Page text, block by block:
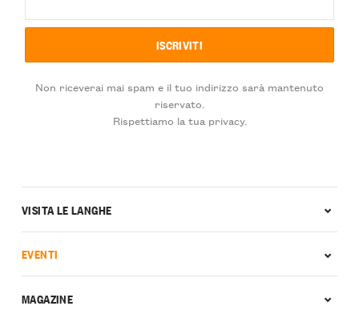
Non riceverai mai spam e il tuo indirizzo sarà mantenuto
riservato.
Rispettiamo la tua privacy.
VISITA LE LANGHE
EVENTI
MAGAZINE